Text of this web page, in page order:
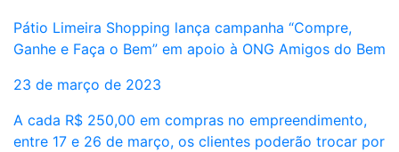
Pátio Limeira Shopping lança campanha “Compre,
Ganhe e Faça o Bem” em apoio à ONG Amigos do Bem
23 de março de 2023
A cada R$ 250,00 em compras no empreendimento,
entre 17 e 26 de março, os clientes poderão trocar por